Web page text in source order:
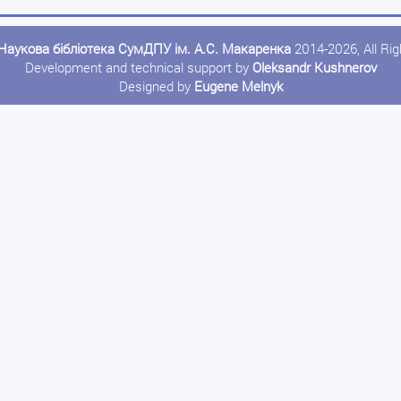
бібліотека СумДПУ ім. А.С. Макаренка 2014-2026, All
Development and technical support by Oleksandr Kushnerov
Designed by Eugene Melnyk